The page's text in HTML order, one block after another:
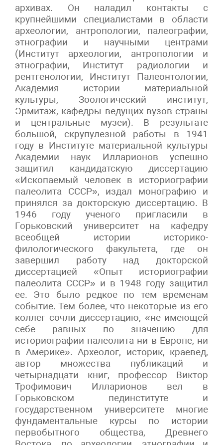
архивах. Он наладил контакты с
крупнейшими специалистами в области
археологии, антропологии, палеографии,
этнографии и научными центрами
(Институт археологии, антропологии и
этнографии, Институт радиологии и
рентгенологии, Институт Палеонтологии,
Академия истории материальной
культуры, Зоологический институт,
Эрмитаж, кафедры ведущих вузов страны
и центральные музеи). В результате
большой, скрупулезной работы в 1941
году в Институте материальной культуры
Академии наук Илларионов успешно
защитил кандидатскую диссертацию
«Ископаемый человек в историографии
палеолита СССР», издал монографию и
принялся за докторскую диссертацию. В
1946 году ученого пригласили в
Горьковский университет на кафедру
всеобщей истории историко-
филологического факультета, где он
завершил работу над докторской
диссертацией «Опыт историографии
палеолита СССР» и в 1948 году защитил
ее. Это было редкое по тем временам
событие. Тем более, что некоторые из его
коллег сочли диссертацию, «не имеющей
себе равных по значению для
историографии палеолита ни в Европе, ни
в Америке». Археолог, историк, краевед,
автор множества публикаций и
четырнадцати книг, профессор Виктор
Трофимович Илларионов вел в
Горьковском пединституте и
государственном университете многие
фундаментальные курсы по истории
первобытного общества, Древнего